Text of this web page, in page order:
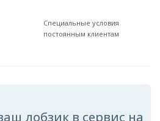
Специальные условия
постоянным клиентам
лобзик в сервис на